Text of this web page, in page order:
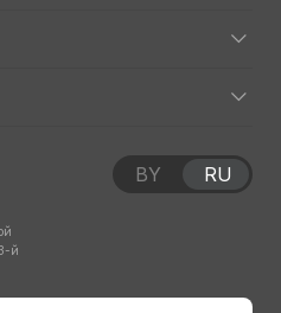
й
BY RU